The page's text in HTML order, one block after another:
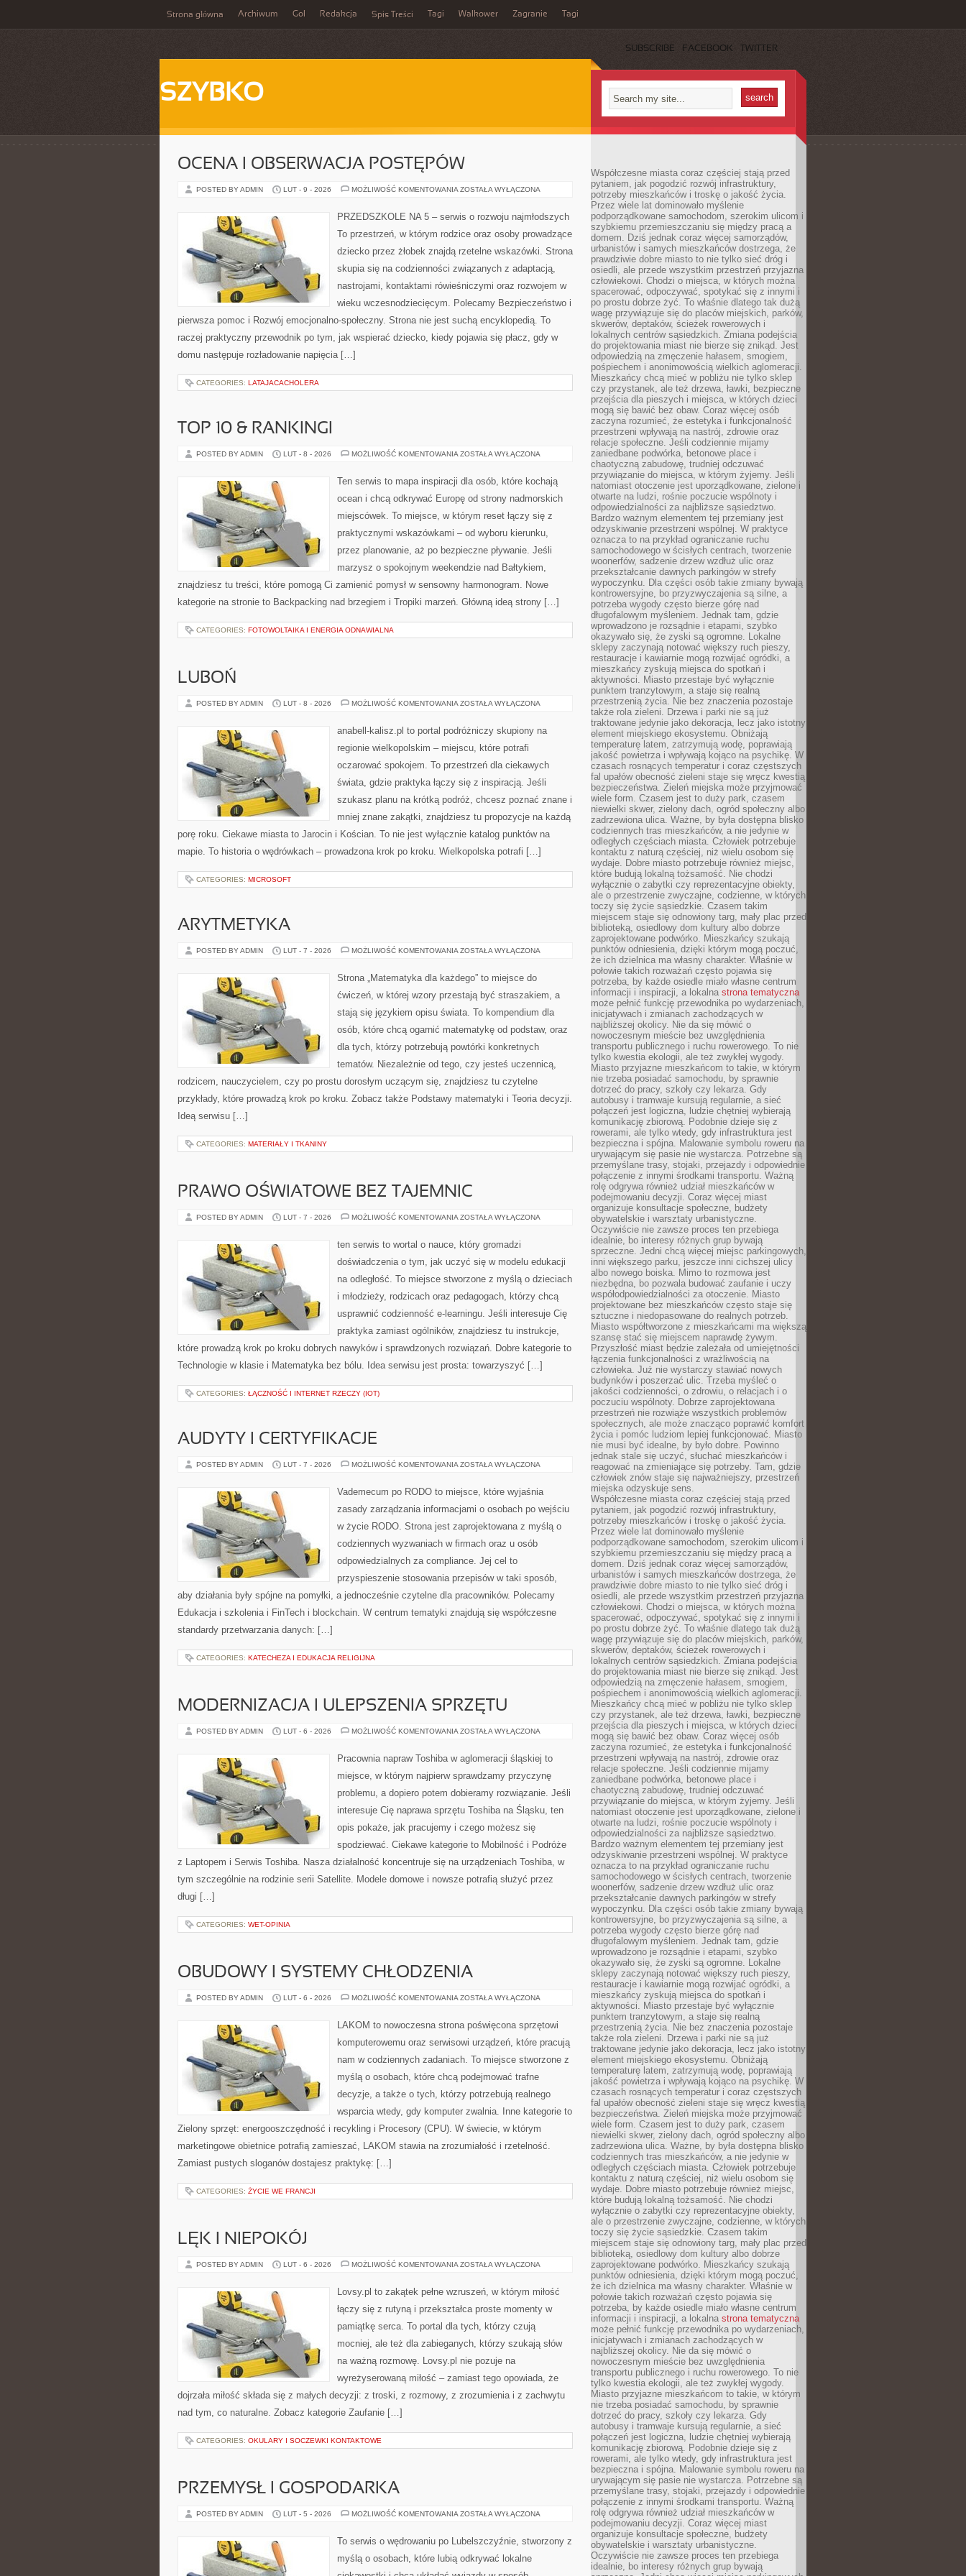
Strona główna Archiwum Gol Redakcja Spis Treści Tagi Walkower Zagranie Tagi
SUBSCRIBE FACEBOOK TWITTER
SZYBKO
OCENA I OBSERWACJA POSTĘPÓW
POSTED BY ADMIN LUT - 9 - 2026 MOŻLIWOŚĆ KOMENTOWANIA OCENA
POSTĘPÓW
ZOSTAŁA WYŁĄCZONA
PRZEDSZKOLE NA 5 – serwis o rozwoju najmłodszych
To przestrzeń, w którym rodzice oraz osoby prowadzące
dziecko przez żłobek znajdą rzetelne wskazówki. Strona
skupia się na codzienności związanych z adaptacją,
nastrojami, kontaktami rówieśniczymi oraz rozwojem w
wieku wczesnodziecięcym. Polecamy Bezpieczeństwo i
pierwsza pomoc i Rozwój emocjonalno-społeczny. Strona nie jest suchą encyklopedią. To
raczej praktyczny przewodnik po tym, jak wspierać dziecko, kiedy pojawia się płacz, gdy w
domu następuje rozładowanie napięcia […]
CATEGORIES: LATAJACACHOLERA
TOP 10 & RANKINGI
POSTED BY ADMIN LUT - 8 - 2026 MOŻLIWOŚĆ KOMENTOWANIA TOP
RANKINGI
ZOSTAŁA WYŁĄCZONA
Ten serwis to mapa inspiracji dla osób, które kochają
ocean i chcą odkrywać Europę od strony nadmorskich
miejscówek. To miejsce, w którym reset łączy się z
praktycznymi wskazówkami – od wyboru kierunku,
przez planowanie, aż po bezpieczne pływanie. Jeśli
marzysz o spokojnym weekendzie nad Bałtykiem,
znajdziesz tu treści, które pomogą Ci zamienić pomysł w sensowny harmonogram. Nowe
kategorie na stronie to Backpacking nad brzegiem i Tropiki marzeń. Główną ideą strony […]
CATEGORIES: FOTOWOLTAIKA I ENERGIA ODNAWIALNA
LUBOŃ
POSTED BY ADMIN LUT - 8 - 2026 MOŻLIWOŚĆ KOMENTOWANIA LUBOŃ
ZOSTAŁA WYŁĄCZONA
anabell-kalisz.pl to portal podróżniczy skupiony na
regionie wielkopolskim – miejscu, które potrafi
oczarować spokojem. To przestrzeń dla ciekawych
świata, gdzie praktyka łączy się z inspiracją. Jeśli
szukasz planu na krótką podróż, chcesz poznać znane i
mniej znane zakątki, znajdziesz tu propozycje na każdą
porę roku. Ciekawe miasta to Jarocin i Kościan. To nie jest wyłącznie katalog punktów na
mapie. To historia o wędrówkach – prowadzona krok po kroku. Wielkopolska potrafi […]
CATEGORIES: MICROSOFT
ARYTMETYKA
POSTED BY ADMIN LUT - 7 - 2026 MOŻLIWOŚĆ KOMENTOWANIA ARYTMETYKA
ZOSTAŁA WYŁĄCZONA
Strona „Matematyka dla każdego” to miejsce do
ćwiczeń, w której wzory przestają być straszakiem, a
stają się językiem opisu świata. To kompendium dla
osób, które chcą ogarnić matematykę od podstaw, oraz
dla tych, którzy potrzebują powtórki konkretnych
tematów. Niezależnie od tego, czy jesteś uczennicą,
rodzicem, nauczycielem, czy po prostu dorosłym uczącym się, znajdziesz tu czytelne
przykłady, które prowadzą krok po kroku. Zobacz także Podstawy matematyki i Teoria decyzji.
Ideą serwisu […]
CATEGORIES: MATERIAŁY I TKANINY
PRAWO OŚWIATOWE BEZ TAJEMNIC
POSTED BY ADMIN LUT - 7 - 2026 MOŻLIWOŚĆ KOMENTOWANIA PRAWO
TAJEMNIC
ZOSTAŁA WYŁĄCZONA
ten serwis to wortal o nauce, który gromadzi
doświadczenia o tym, jak uczyć się w modelu edukacji
na odległość. To miejsce stworzone z myślą o dzieciach
i młodzieży, rodzicach oraz pedagogach, którzy chcą
usprawnić codzienność e-learningu. Jeśli interesuje Cię
praktyka zamiast ogólników, znajdziesz tu instrukcje,
które prowadzą krok po kroku dobrych nawyków i sprawdzonych rozwiązań. Dobre kategorie to
Technologie w klasie i Matematyka bez bólu. Idea serwisu jest prosta: towarzyszyć […]
CATEGORIES: ŁĄCZNOŚĆ I INTERNET RZECZY (IOT)
AUDYTY I CERTYFIKACJE
POSTED BY ADMIN LUT - 7 - 2026 MOŻLIWOŚĆ KOMENTOWANIA AUDYTY
ZOSTAŁA WYŁĄCZONA
Vademecum po RODO to miejsce, które wyjaśnia
zasady zarządzania informacjami o osobach po wejściu
w życie RODO. Strona jest zaprojektowana z myślą o
codziennych wyzwaniach w firmach oraz u osób
odpowiedzialnych za compliance. Jej cel to
przyspieszenie stosowania przepisów w taki sposób,
aby działania były spójne na pomyłki, a jednocześnie czytelne dla pracowników. Polecamy
Edukacja i szkolenia i FinTech i blockchain. W centrum tematyki znajdują się współczesne
standardy przetwarzania danych: […]
CATEGORIES: KATECHEZA I EDUKACJA RELIGIJNA
MODERNIZACJA I ULEPSZENIA SPRZĘTU
POSTED BY ADMIN LUT - 6 - 2026 MOŻLIWOŚĆ KOMENTOWANIA MODERNIZACJA
SPRZĘTU
ZOSTAŁA WYŁĄCZONA
Pracownia napraw Toshiba w aglomeracji śląskiej to
miejsce, w którym najpierw sprawdzamy przyczynę
problemu, a dopiero potem dobieramy rozwiązanie. Jeśli
interesuje Cię naprawa sprzętu Toshiba na Śląsku, ten
opis pokaże, jak pracujemy i czego możesz się
spodziewać. Ciekawe kategorie to Mobilność i Podróże
z Laptopem i Serwis Toshiba. Nasza działalność koncentruje się na urządzeniach Toshiba, w
tym szczególnie na rodzinie serii Satellite. Modele domowe i nowsze potrafią służyć przez
długi […]
CATEGORIES: WET-OPINIA
OBUDOWY I SYSTEMY CHŁODZENIA
POSTED BY ADMIN LUT - 6 - 2026 MOŻLIWOŚĆ KOMENTOWANIA OBUDOWY
CHŁODZENIA
ZOSTAŁA WYŁĄCZONA
LAKOM to nowoczesna strona poświęcona sprzętowi
komputerowemu oraz serwisowi urządzeń, które pracują
nam w codziennych zadaniach. To miejsce stworzone z
myślą o osobach, które chcą podejmować trafne
decyzje, a także o tych, którzy potrzebują realnego
wsparcia wtedy, gdy komputer zwalnia. Inne kategorie to
Zielony sprzęt: energooszczędność i recykling i Procesory (CPU). W świecie, w którym
marketingowe obietnice potrafią zamieszać, LAKOM stawia na zrozumiałość i rzetelność.
Zamiast pustych sloganów dostajesz praktykę: […]
CATEGORIES: ŻYCIE WE FRANCJI
LĘK I NIEPOKÓJ
POSTED BY ADMIN LUT - 6 - 2026 MOŻLIWOŚĆ KOMENTOWANIA LĘK
ZOSTAŁA WYŁĄCZONA
Lovsy.pl to zakątek pełne wzruszeń, w którym miłość
łączy się z rutyną i przekształca proste momenty w
pamiątkę serca. To portal dla tych, którzy czują
mocniej, ale też dla zabieganych, którzy szukają słów
na ważną rozmowę. Lovsy.pl nie pozuje na
wyreżyserowaną miłość – zamiast tego opowiada, że
dojrzała miłość składa się z małych decyzji: z troski, z rozmowy, z zrozumienia i z zachwytu
nad tym, co naturalne. Zobacz kategorie Zaufanie […]
CATEGORIES: OKULARY I SOCZEWKI KONTAKTOWE
PRZEMYSŁ I GOSPODARKA
POSTED BY ADMIN LUT - 5 - 2026 MOŻLIWOŚĆ KOMENTOWANIA PRZEMYSŁ
ZOSTAŁA WYŁĄCZONA
To serwis o wędrowaniu po Lubelszczyźnie, stworzony z
myślą o osobach, które lubią odkrywać lokalne
Współczesne miasta coraz częściej stają przed
pytaniem, jak pogodzić rozwój infrastruktury,
potrzeby mieszkańców i troskę o jakość życia.
Przez wiele lat dominowało myślenie
podporządkowane samochodom, szerokim ulicom i
szybkiemu przemieszczaniu się między pracą a
domem. Dziś jednak coraz więcej samorządów,
urbanistów i samych mieszkańców dostrzega, że
prawdziwie dobre miasto to nie tylko sieć dróg i
osiedli, ale przede wszystkim przestrzeń przyjazna
człowiekowi. Chodzi o miejsca, w których można
spacerować, odpoczywać, spotykać się z innymi i
po prostu dobrze żyć. To właśnie dlatego tak dużą
wagę przywiązuje się do placów miejskich, parków,
skwerów, deptaków, ścieżek rowerowych i
lokalnych centrów sąsiedzkich. Zmiana podejścia
do projektowania miast nie bierze się znikąd. Jest
odpowiedzią na zmęczenie hałasem, smogiem,
pośpiechem i anonimowością wielkich aglomeracji.
Mieszkańcy chcą mieć w pobliżu nie tylko sklep
czy przystanek, ale też drzewa, ławki, bezpieczne
przejścia dla pieszych i miejsca, w których dzieci
mogą się bawić bez obaw. Coraz więcej osób
zaczyna rozumieć, że estetyka i funkcjonalność
przestrzeni wpływają na nastrój, zdrowie oraz
relacje społeczne. Jeśli codziennie mijamy
zaniedbane podwórka, betonowe place i
chaotyczną zabudowę, trudniej odczuwać
przywiązanie do miejsca, w którym żyjemy. Jeśli
natomiast otoczenie jest uporządkowane, zielone i
otwarte na ludzi, rośnie poczucie wspólnoty i
odpowiedzialności za najbliższe sąsiedztwo.
Bardzo ważnym elementem tej przemiany jest
odzyskiwanie przestrzeni wspólnej. W praktyce
oznacza to na przykład ograniczanie ruchu
samochodowego w ścisłych centrach, tworzenie
woonerfów, sadzenie drzew wzdłuż ulic oraz
przekształcanie dawnych parkingów w strefy
wypoczynku. Dla części osób takie zmiany bywają
kontrowersyjne, bo przyzwyczajenia są silne, a
potrzeba wygody często bierze górę nad
długofalowym myśleniem. Jednak tam, gdzie
wprowadzono je rozsądnie i etapami, szybko
okazywało się, że zyski są ogromne. Lokalne
sklepy zaczynają notować większy ruch pieszy,
restauracje i kawiarnie mogą rozwijać ogródki, a
mieszkańcy zyskują miejsca do spotkań i
aktywności. Miasto przestaje być wyłącznie
punktem tranzytowym, a staje się realną
przestrzenią życia. Nie bez znaczenia pozostaje
także rola zieleni. Drzewa i parki nie są już
traktowane jedynie jako dekoracja, lecz jako istotny
element miejskiego ekosystemu. Obniżają
temperaturę latem, zatrzymują wodę, poprawiają
jakość powietrza i wpływają kojąco na psychikę. W
czasach rosnących temperatur i coraz częstszych
fal upałów obecność zieleni staje się wręcz kwestią
bezpieczeństwa. Zieleń miejska może przyjmować
wiele form. Czasem jest to duży park, czasem
niewielki skwer, zielony dach, ogród społeczny albo
zadrzewiona ulica. Ważne, by była dostępna blisko
codziennych tras mieszkańców, a nie jedynie w
odległych częściach miasta. Człowiek potrzebuje
kontaktu z naturą częściej, niż wielu osobom się
wydaje. Dobre miasto potrzebuje również miejsc,
które budują lokalną tożsamość. Nie chodzi
wyłącznie o zabytki czy reprezentacyjne obiekty,
ale o przestrzenie zwyczajne, codzienne, w których
toczy się życie sąsiedzkie. Czasem takim
miejscem staje się odnowiony targ, mały plac przed
biblioteką, osiedlowy dom kultury albo dobrze
zaprojektowane podwórko. Mieszkańcy szukają
punktów odniesienia, dzięki którym mogą poczuć,
że ich dzielnica ma własny charakter. Właśnie w
połowie takich rozważań często pojawia się
potrzeba, by każde osiedle miało własne centrum
informacji i inspiracji, a lokalna strona tematyczna
może pełnić funkcję przewodnika po wydarzeniach,
inicjatywach i zmianach zachodzących w
najbliższej okolicy. Nie da się mówić o
nowoczesnym mieście bez uwzględnienia
transportu publicznego i ruchu rowerowego. To nie
tylko kwestia ekologii, ale też zwykłej wygody.
Miasto przyjazne mieszkańcom to takie, w którym
nie trzeba posiadać samochodu, by sprawnie
dotrzeć do pracy, szkoły czy lekarza. Gdy
autobusy i tramwaje kursują regularnie, a sieć
połączeń jest logiczna, ludzie chętniej wybierają
komunikację zbiorową. Podobnie dzieje się z
rowerami, ale tylko wtedy, gdy infrastruktura jest
bezpieczna i spójna. Malowanie symbolu roweru na
urywającym się pasie nie wystarcza. Potrzebne są
przemyślane trasy, stojaki, przejazdy i odpowiednie
połączenie z innymi środkami transportu. Ważną
rolę odgrywa również udział mieszkańców w
podejmowaniu decyzji. Coraz więcej miast
organizuje konsultacje społeczne, budżety
obywatelskie i warsztaty urbanistyczne.
Oczywiście nie zawsze proces ten przebiega
idealnie, bo interesy różnych grup bywają
sprzeczne. Jedni chcą więcej miejsc parkingowych,
inni większego parku, jeszcze inni cichszej ulicy
albo nowego boiska. Mimo to rozmowa jest
niezbędna, bo pozwala budować zaufanie i uczy
współodpowiedzialności za otoczenie. Miasto
projektowane bez mieszkańców często staje się
sztuczne i niedopasowane do realnych potrzeb.
Miasto współtworzone z mieszkańcami ma większą
szansę stać się miejscem naprawdę żywym.
Przyszłość miast będzie zależała od umiejętności
łączenia funkcjonalności z wrażliwością na
człowieka. Już nie wystarczy stawiać nowych
budynków i poszerzać ulic. Trzeba myśleć o
jakości codzienności, o zdrowiu, o relacjach i o
poczuciu wspólnoty. Dobrze zaprojektowana
przestrzeń nie rozwiąże wszystkich problemów
społecznych, ale może znacząco poprawić komfort
życia i pomóc ludziom lepiej funkcjonować. Miasto
nie musi być idealne, by było dobre. Powinno
jednak stale się uczyć, słuchać mieszkańców i
reagować na zmieniające się potrzeby. Tam, gdzie
człowiek znów staje się najważniejszy, przestrzeń
miejska odzyskuje sens.
Współczesne miasta coraz częściej stają przed
pytaniem, jak pogodzić rozwój infrastruktury,
potrzeby mieszkańców i troskę o jakość życia.
Przez wiele lat dominowało myślenie
podporządkowane samochodom, szerokim ulicom i
szybkiemu przemieszczaniu się między pracą a
domem. Dziś jednak coraz więcej samorządów,
urbanistów i samych mieszkańców dostrzega, że
prawdziwie dobre miasto to nie tylko sieć dróg i
osiedli, ale przede wszystkim przestrzeń przyjazna
człowiekowi. Chodzi o miejsca, w których można
spacerować, odpoczywać, spotykać się z innymi i
po prostu dobrze żyć. To właśnie dlatego tak dużą
wagę przywiązuje się do placów miejskich, parków,
skwerów, deptaków, ścieżek rowerowych i
lokalnych centrów sąsiedzkich. Zmiana podejścia
do projektowania miast nie bierze się znikąd. Jest
odpowiedzią na zmęczenie hałasem, smogiem,
pośpiechem i anonimowością wielkich aglomeracji.
Mieszkańcy chcą mieć w pobliżu nie tylko sklep
czy przystanek, ale też drzewa, ławki, bezpieczne
przejścia dla pieszych i miejsca, w których dzieci
mogą się bawić bez obaw. Coraz więcej osób
zaczyna rozumieć, że estetyka i funkcjonalność
przestrzeni wpływają na nastrój, zdrowie oraz
relacje społeczne. Jeśli codziennie mijamy
zaniedbane podwórka, betonowe place i
chaotyczną zabudowę, trudniej odczuwać
przywiązanie do miejsca, w którym żyjemy. Jeśli
natomiast otoczenie jest uporządkowane, zielone i
otwarte na ludzi, rośnie poczucie wspólnoty i
odpowiedzialności za najbliższe sąsiedztwo.
Bardzo ważnym elementem tej przemiany jest
odzyskiwanie przestrzeni wspólnej. W praktyce
oznacza to na przykład ograniczanie ruchu
samochodowego w ścisłych centrach, tworzenie
woonerfów, sadzenie drzew wzdłuż ulic oraz
przekształcanie dawnych parkingów w strefy
wypoczynku. Dla części osób takie zmiany bywają
kontrowersyjne, bo przyzwyczajenia są silne, a
potrzeba wygody często bierze górę nad
długofalowym myśleniem. Jednak tam, gdzie
wprowadzono je rozsądnie i etapami, szybko
okazywało się, że zyski są ogromne. Lokalne
sklepy zaczynają notować większy ruch pieszy,
restauracje i kawiarnie mogą rozwijać ogródki, a
mieszkańcy zyskują miejsca do spotkań i
aktywności. Miasto przestaje być wyłącznie
punktem tranzytowym, a staje się realną
przestrzenią życia. Nie bez znaczenia pozostaje
także rola zieleni. Drzewa i parki nie są już
traktowane jedynie jako dekoracja, lecz jako istotny
element miejskiego ekosystemu. Obniżają
temperaturę latem, zatrzymują wodę, poprawiają
jakość powietrza i wpływają kojąco na psychikę. W
czasach rosnących temperatur i coraz częstszych
fal upałów obecność zieleni staje się wręcz kwestią
bezpieczeństwa. Zieleń miejska może przyjmować
wiele form. Czasem jest to duży park, czasem
niewielki skwer, zielony dach, ogród społeczny albo
zadrzewiona ulica. Ważne, by była dostępna blisko
codziennych tras mieszkańców, a nie jedynie w
odległych częściach miasta. Człowiek potrzebuje
kontaktu z naturą częściej, niż wielu osobom się
wydaje. Dobre miasto potrzebuje również miejsc,
które budują lokalną tożsamość. Nie chodzi
wyłącznie o zabytki czy reprezentacyjne obiekty,
ale o przestrzenie zwyczajne, codzienne, w których
toczy się życie sąsiedzkie. Czasem takim
miejscem staje się odnowiony targ, mały plac przed
biblioteką, osiedlowy dom kultury albo dobrze
zaprojektowane podwórko. Mieszkańcy szukają
punktów odniesienia, dzięki którym mogą poczuć,
że ich dzielnica ma własny charakter. Właśnie w
połowie takich rozważań często pojawia się
potrzeba, by każde osiedle miało własne centrum
informacji i inspiracji, a lokalna strona tematyczna
może pełnić funkcję przewodnika po wydarzeniach,
inicjatywach i zmianach zachodzących w
najbliższej okolicy. Nie da się mówić o
nowoczesnym mieście bez uwzględnienia
transportu publicznego i ruchu rowerowego. To nie
tylko kwestia ekologii, ale też zwykłej wygody.
Miasto przyjazne mieszkańcom to takie, w którym
nie trzeba posiadać samochodu, by sprawnie
dotrzeć do pracy, szkoły czy lekarza. Gdy
autobusy i tramwaje kursują regularnie, a sieć
połączeń jest logiczna, ludzie chętniej wybierają
komunikację zbiorową. Podobnie dzieje się z
rowerami, ale tylko wtedy, gdy infrastruktura jest
bezpieczna i spójna. Malowanie symbolu roweru na
urywającym się pasie nie wystarcza. Potrzebne są
przemyślane trasy, stojaki, przejazdy i odpowiednie
połączenie z innymi środkami transportu. Ważną
rolę odgrywa również udział mieszkańców w
podejmowaniu decyzji. Coraz więcej miast
organizuje konsultacje społeczne, budżety
obywatelskie i warsztaty urbanistyczne.
Oczywiście nie zawsze proces ten przebiega
idealnie, bo interesy różnych grup bywają